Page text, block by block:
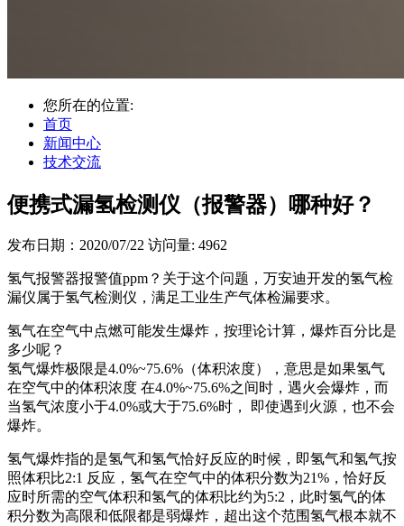
您所在的位置:
首页
新闻中心
技术交流
便携式漏氢检测仪（报警器）哪种好？
发布日期：2020/07/22 访问量: 4962
氢气报警器报警值ppm？关于这个问题，万安迪开发的氢气检
漏仪属于氢气检测仪，满足工业生产气体检漏要求。
氢气在空气中点燃可能发生爆炸，按理论计算，爆炸百分比是
多少呢？
氢气爆炸极限是4.0%~75.6%（体积浓度），意思是如果氢气
在空气中的体积浓度 在4.0%~75.6%之间时，遇火会爆炸，而
当氢气浓度小于4.0%或大于75.6%时， 即使遇到火源，也不会
爆炸。
氢气爆炸指的是氢气和氢气恰好反应的时候，即氢气和氢气按
照体积比2:1 反应，氢气在空气中的体积分数为21%，恰好反
应时所需的空气体积和氢气的体积比约为5:2，此时氢气的体
积分数为高限和低限都是弱爆炸，超出这个范围氢气根本就不